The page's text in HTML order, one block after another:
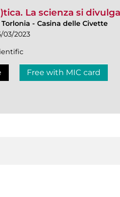
La scienza si
- Casina delle Civette
03/2023
Free with MIC card